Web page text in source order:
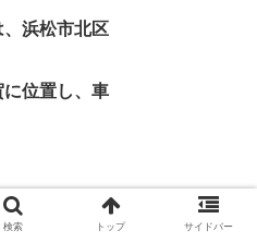
浜松市北区
に位置し、車
しているため、
検索 トップ サイドバー